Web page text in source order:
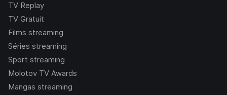
TV Replay
TV Gratuit
Films streaming
Séries streaming
Sport streaming
Molotov TV Awards
Mangas streaming